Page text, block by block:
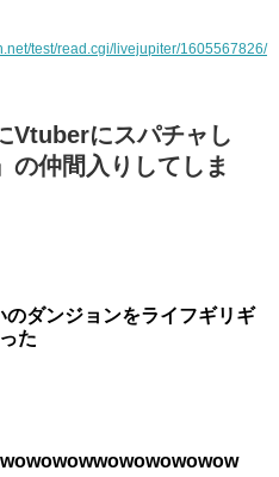
test/read.cgi/livejupiter/1605567826/
Vtuberにスパチャし
の仲間入りしてしま
ダンジョンをライフギリギ
た